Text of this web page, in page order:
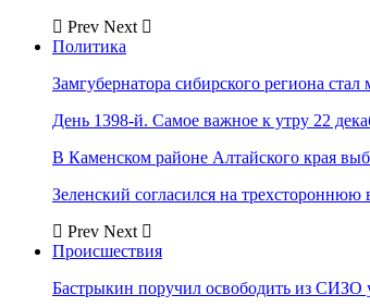
Prev Next
Политика
Замгубернатора сибирского региона стал
День 1398-й. Самое важное к утру 22
В Каменском районе Алтайского края
Зеленский согласился на
Prev Next
Происшествия
Бастрыкин поручил освободить из